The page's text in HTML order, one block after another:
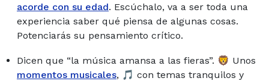
acorde con su edad. Escúchalo, va a ser toda una
experiencia saber qué piensa de algunas cosas.
Potenciarás su pensamiento crítico.
Dicen que “la música amansa a las fieras”. 🦁 Unos
momentos musicales, 🎵 con temas tranquilos y